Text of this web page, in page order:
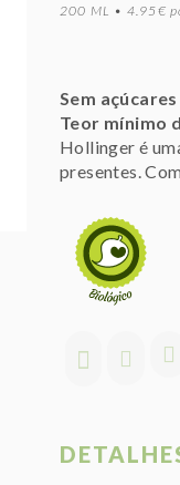
200 ML • 4.95€
Sem
Teor mínimo
Hollinger é
presentes.